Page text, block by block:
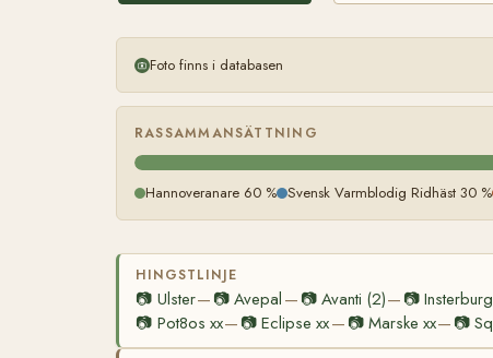
Foto finns i databasen
RASSAMMANSÄTTNING
Hannoveranare 60 % Svensk Varmblodig Ridhäst 30 %
HINGSTLINJE
📷 Ulster— 📷Avepal — 📷 Avanti (2)— 📷 Insterburg
📷 Pot8os xx— 📷Eclipse xx— 📷 Marske xx— 📷